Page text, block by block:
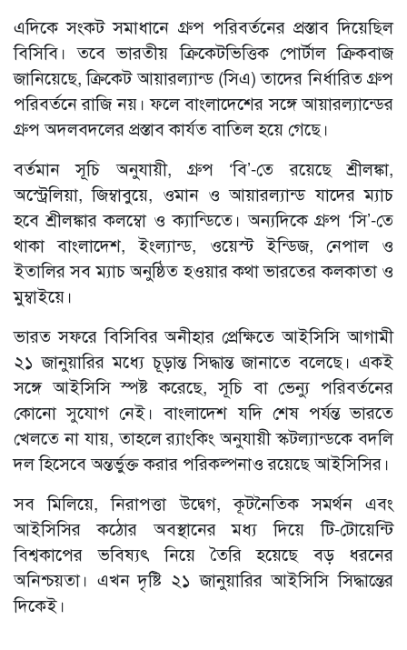
এদিকে সংকট সমাধানে গ্রুপ পরিবর্তনের প্রস্তাব দিয়েছিল
বিসিবি। তবে ভারতীয় ক্রিকেটভিত্তিক পোর্টাল ক্রিকবাজ
জানিয়েছে, ক্রিকেট আয়ারল্যান্ড (সিএ) তাদের নির্ধারিত গ্রুপ
পরিবর্তনে রাজি নয়। ফলে বাংলাদেশের সঙ্গে আয়ারল্যান্ডের
গ্রুপ অদলবদলের প্রস্তাব কার্যত বাতিল হয়ে গেছে।
বর্তমান সূচি অনুযায়ী, গ্রুপ ‘বি’-তে রয়েছে শ্রীলঙ্কা,
অস্ট্রেলিয়া, জিম্বাবুয়ে, ওমান ও আয়ারল্যান্ড যাদের ম্যাচ
হবে শ্রীলঙ্কার কলম্বো ও ক্যান্ডিতে। অন্যদিকে গ্রুপ ‘সি’-তে
থাকা বাংলাদেশ, ইংল্যান্ড, ওয়েস্ট ইন্ডিজ, নেপাল ও
ইতালির সব ম্যাচ অনুষ্ঠিত হওয়ার কথা ভারতের কলকাতা ও
মুম্বাইয়ে।
ভারত সফরে বিসিবির অনীহার প্রেক্ষিতে আইসিসি আগামী
২১ জানুয়ারির মধ্যে চূড়ান্ত সিদ্ধান্ত জানাতে বলেছে। একই
সঙ্গে আইসিসি স্পষ্ট করেছে, সূচি বা ভেন্যু পরিবর্তনের
কোনো সুযোগ নেই। বাংলাদেশ যদি শেষ পর্যন্ত ভারতে
খেলতে না যায়, তাহলে র‍্যাংকিং অনুযায়ী স্কটল্যান্ডকে বদলি
দল হিসেবে অন্তর্ভুক্ত করার পরিকল্পনাও রয়েছে আইসিসির।
সব মিলিয়ে, নিরাপত্তা উদ্বেগ, কূটনৈতিক সমর্থন এবং
আইসিসির কঠোর অবস্থানের মধ্য দিয়ে টি-টোয়েন্টি
বিশ্বকাপের ভবিষ্যৎ নিয়ে তৈরি হয়েছে বড় ধরনের
অনিশ্চয়তা। এখন দৃষ্টি ২১ জানুয়ারির আইসিসি সিদ্ধান্তের
দিকেই।